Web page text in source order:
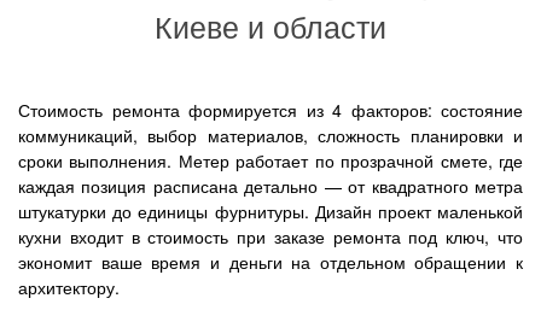
Киеве и области
Стоимость ремонта формируется из 4 факторов: состояние
коммуникаций, выбор материалов, сложность планировки и
сроки выполнения. Метер работает по прозрачной смете, где
каждая позиция расписана детально — от квадратного метра
штукатурки до единицы фурнитуры. Дизайн проект маленькой
кухни входит в стоимость при заказе ремонта под ключ, что
экономит ваше время и деньги на отдельном обращении к
архитектору.